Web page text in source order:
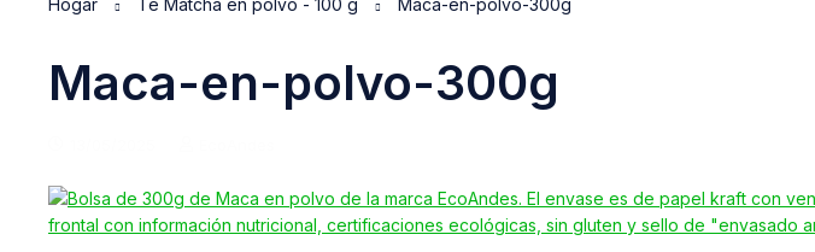
Hogar Té Matcha en polvo - 100 g Maca-en-polvo-300g
Maca-en-polvo-300g